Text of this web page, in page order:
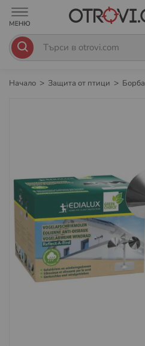
Начало Защита от птици
изображенията